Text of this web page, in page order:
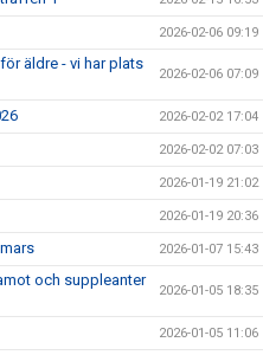
2026-02-06 09:19
äldre - vi har plats
2026-02-06 07:09
2026-02-02 17:04
2026-02-02 07:03
2026-01-19 21:02
2026-01-19 20:36
2026-01-07 15:43
och suppleanter
2026-01-05 18:35
2026-01-05 11:06